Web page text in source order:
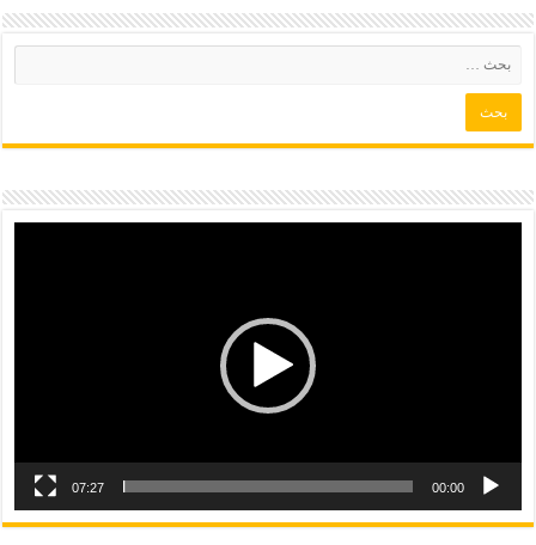
00:00
07:27